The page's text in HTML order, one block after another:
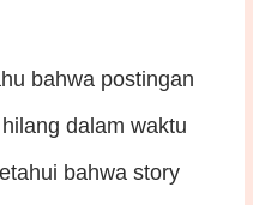
bahwa postingan
dalam waktu
bahwa story